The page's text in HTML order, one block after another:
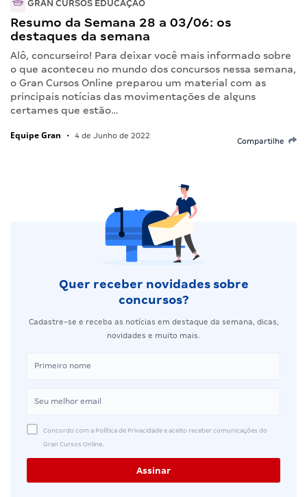
GRAN CURSOS EDUCAÇÃO
Resumo da Semana 28 a 03/06: os
destaques da semana
Alô, concurseiro! Para deixar você mais informado sobre
o que aconteceu no mundo dos concursos nessa semana,
o Gran Cursos Online preparou um material com as
principais notícias das movimentações de alguns
certames que estão…
Equipe Gran • 4 de Junho de 2022
Compartilhe
Quer receber novidades sobre
concursos?
Cadastre-se e receba as notícias em destaque da semana, dicas,
novidades e muito mais.
Concordo com a Política de Privacidade e aceito receber comunicações do
Gran Cursos Online.